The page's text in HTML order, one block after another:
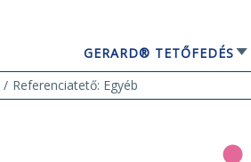
GERARD® TETŐFEDÉS
Referenciatető: Egyéb